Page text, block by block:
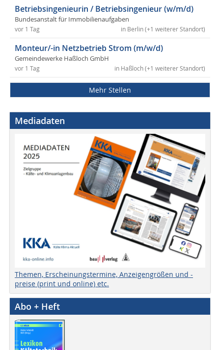
Betriebsingenieurin / Betriebsingenieur (w/m/d)
Bundesanstalt für Immobilienaufgaben
in Berlin (+1 weiterer Standort)
vor 1 Tag
Monteur/-in Netzbetrieb Strom (m/w/d)
Gemeindewerke Haßloch GmbH
in Haßloch (+1 weiterer Standort)
vor 1 Tag
Mehr Stellen
Mediadaten
Themen, Erscheinungstermine, Anzeigengrößen und -
preise (print und online) etc.
Abo + Heft